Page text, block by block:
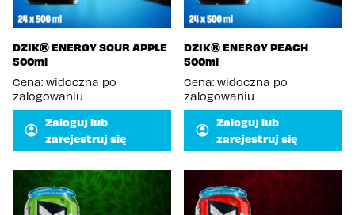
DZIK® ENERGY SOUR APPLE
500ml
Cena: widoczna po
zalogowaniu
Zaloguj lub
zarejestruj się
DZIK® ENERGY PEACH
500ml
Cena: widoczna po
zalogowaniu
Zaloguj lub
zarejestruj się